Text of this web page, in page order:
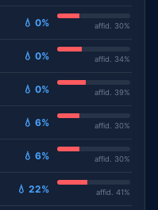
💧 0% affid. 30%
💧 0% affid. 34%
💧 0% affid. 39%
💧 6% affid. 30%
💧 6% affid. 30%
💧 22% affid. 41%